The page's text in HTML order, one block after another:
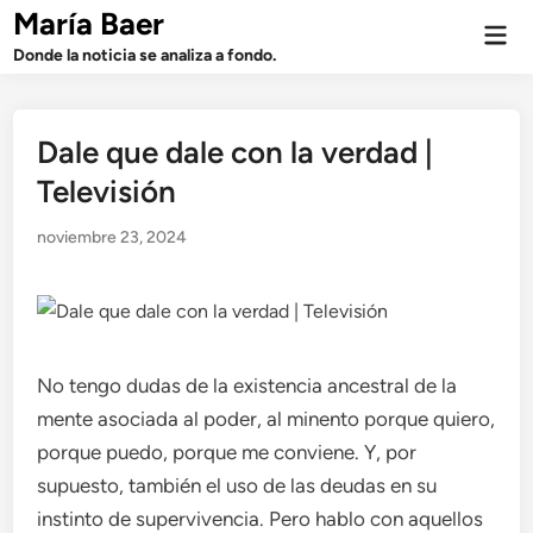
Saltar
contenido
María Baer
Donde la noticia se analiza a fondo.
Dale que dale con la verdad |
Televisión
noviembre 23, 2024
No tengo dudas de la existencia ancestral de la
mente asociada al poder, al minento porque quiero,
porque puedo, porque me conviene. Y, por
supuesto, también el uso de las deudas en su
instinto de supervivencia. Pero hablo con aquellos